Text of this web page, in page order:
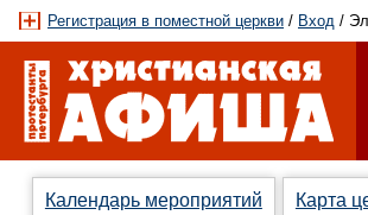
Регистрация в поместной церкви / Вход /
Календарь мероприятий Карта